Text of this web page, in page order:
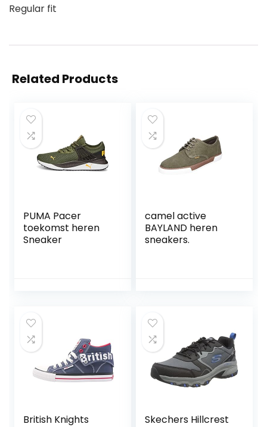
Regular fit
Related Products
PUMA Pacer
toekomst heren
Sneaker
camel active
BAYLAND heren
sneakers.
British Knights
Skechers Hillcrest